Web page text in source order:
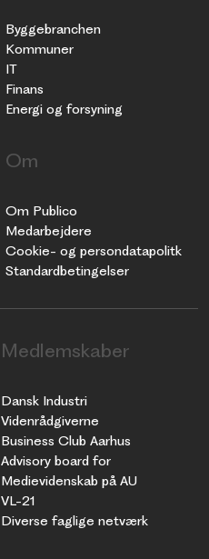
Byggebranchen
Kommuner
IT
Finans
Energi og forsyning
Om
Om Publico
Medarbejdere
Cookie- og persondatapolitk
Standardbetingelser
Medlemskaber
Dansk Industri
Videnrådgiverne
Business Club Aarhus
Advisory board for
Medievidenskab på AU
VL-21
Diverse faglige netværk